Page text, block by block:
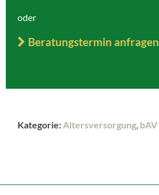
oder
Beratungstermin anfragen
Kategorie:Altersversorgung, bAV